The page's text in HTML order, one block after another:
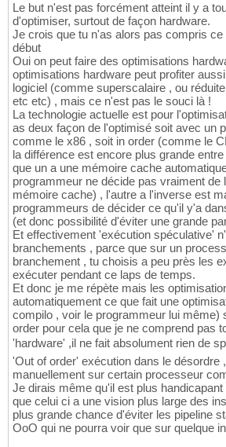
Le but n'est pas forcément atteint il y a
d'optimiser, surtout de façon hardware.
Je crois que tu n'as alors pas compris ce
début
Oui on peut faire des optimisations
optimisations hardware peut profiter
logiciel (comme superscalaire , ou
etc etc) , mais ce n'est pas le souci là !
La technologie actuelle est pour
as deux façon de l'optimisé soit avec un
comme le x86 , soit in order (comme le
la différence est encore plus grande
que un a une mémoire cache
programmeur ne décide pas vraiment de
mémoire cache) , l'autre a l'inverse est
programmeurs de décider ce qu'il y'a
(et donc possibilité d'éviter une grande
Et effectivement 'exécution spéculative'
branchements , parce que sur un
branchement , tu choisis a peu près les
exécuter pendant ce laps de temps.
Et donc je me répète mais les
automatiquement ce que fait une
compilo , voir le programmeur lui même)
order pour cela que je ne comprend pas
'hardware' ,il ne fait absolument rien de
'Out of order' exécution dans le désordre
manuellement sur certain processeur
Je dirais même qu'il est plus
que celui ci a une vision plus large des
plus grande chance d'éviter les pipeline
OoO qui ne pourra voir que sur quelque